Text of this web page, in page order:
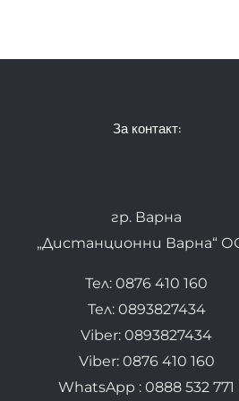
За контакт:
гр. Варна
„Дистанционни Варна“
Тел: 0876 410 160
Тел: 0893827434
Viber: 0893827434
Viber: 0876 410 160
WhatsApp : 0888 532 771